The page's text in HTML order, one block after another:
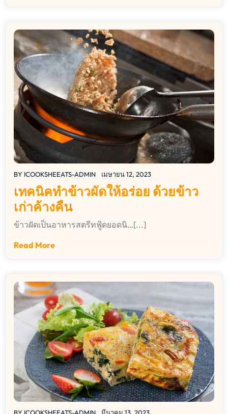
BY ICOOKSHEEATS-ADMIN เมษายน 12, 2023
เทคนิคทำข้าวผัดให้อร่อย ด้วยข้าว
เก่าค้างคืน
ข้าวผัดเป็นอาหารสตรีทฟู้ดยอดนิ…[...]
Read More